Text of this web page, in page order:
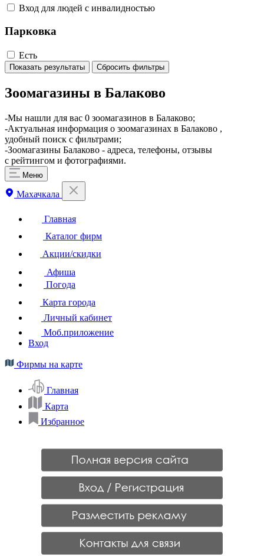
Вход для людей с инвалидностью
Парковка
Есть
Показать результаты Сбросить фильтры
Зоомагазины в Балаково
-Мы нашли для вас 0 зоомагазинов в Балаково;
-Актуальная информация о зоомагазинах в Балаково ,
удобный поиск с фильтрами;
-Зоомагазины Балаково - адреса, телефоны, отзывы
с рейтингом и фотографиями.
Меню
Махачкала
Главная
Каталог фирм
Акции/скидки
Афиша
Погода
Карта города
Личный кабинет
Моб.приложение
Вход
Фирмы на карте
Главная
Карта
Избранное